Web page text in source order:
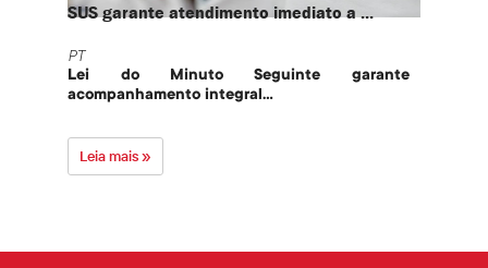
SUS garante atendimento imediato a ...
PT
Lei do Minuto Seguinte garante
acompanhamento integral...
Leia mais »